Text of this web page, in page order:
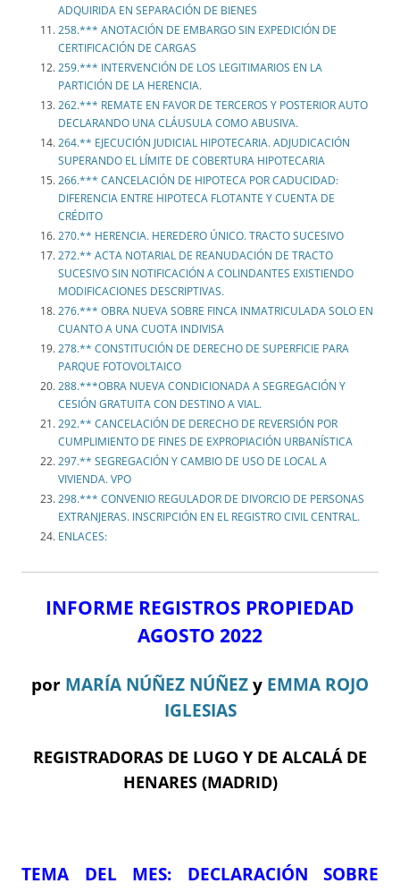
ADQUIRIDA EN SEPARACIÓN DE BIENES
258.*** ANOTACIÓN DE EMBARGO SIN EXPEDICIÓN DE
CERTIFICACIÓN DE CARGAS
259.*** INTERVENCIÓN DE LOS LEGITIMARIOS EN LA
PARTICIÓN DE LA HERENCIA.
262.*** REMATE EN FAVOR DE TERCEROS Y POSTERIOR AUTO
DECLARANDO UNA CLÁUSULA COMO ABUSIVA.
264.** EJECUCIÓN JUDICIAL HIPOTECARIA. ADJUDICACIÓN
SUPERANDO EL LÍMITE DE COBERTURA HIPOTECARIA
266.*** CANCELACIÓN DE HIPOTECA POR CADUCIDAD:
DIFERENCIA ENTRE HIPOTECA FLOTANTE Y CUENTA DE
CRÉDITO
270.** HERENCIA. HEREDERO ÚNICO. TRACTO SUCESIVO
272.** ACTA NOTARIAL DE REANUDACIÓN DE TRACTO
SUCESIVO SIN NOTIFICACIÓN A COLINDANTES EXISTIENDO
MODIFICACIONES DESCRIPTIVAS.
276.*** OBRA NUEVA SOBRE FINCA INMATRICULADA SOLO EN
CUANTO A UNA CUOTA INDIVISA
278.** CONSTITUCIÓN DE DERECHO DE SUPERFICIE PARA
PARQUE FOTOVOLTAICO
288.***OBRA NUEVA CONDICIONADA A SEGREGACIÓN Y
CESIÓN GRATUITA CON DESTINO A VIAL.
292.** CANCELACIÓN DE DERECHO DE REVERSIÓN POR
CUMPLIMIENTO DE FINES DE EXPROPIACIÓN URBANÍSTICA
297.** SEGREGACIÓN Y CAMBIO DE USO DE LOCAL A
VIVIENDA. VPO
298.*** CONVENIO REGULADOR DE DIVORCIO DE PERSONAS
EXTRANJERAS. INSCRIPCIÓN EN EL REGISTRO CIVIL CENTRAL.
ENLACES:
INFORME REGISTROS PROPIEDAD
AGOSTO 2022
por MARÍA NÚÑEZ NÚÑEZ y EMMA ROJO
IGLESIAS
REGISTRADORAS DE LUGO Y DE ALCALÁ DE
HENARES (MADRID)
TEMA DEL MES: DECLARACIÓN SOBRE